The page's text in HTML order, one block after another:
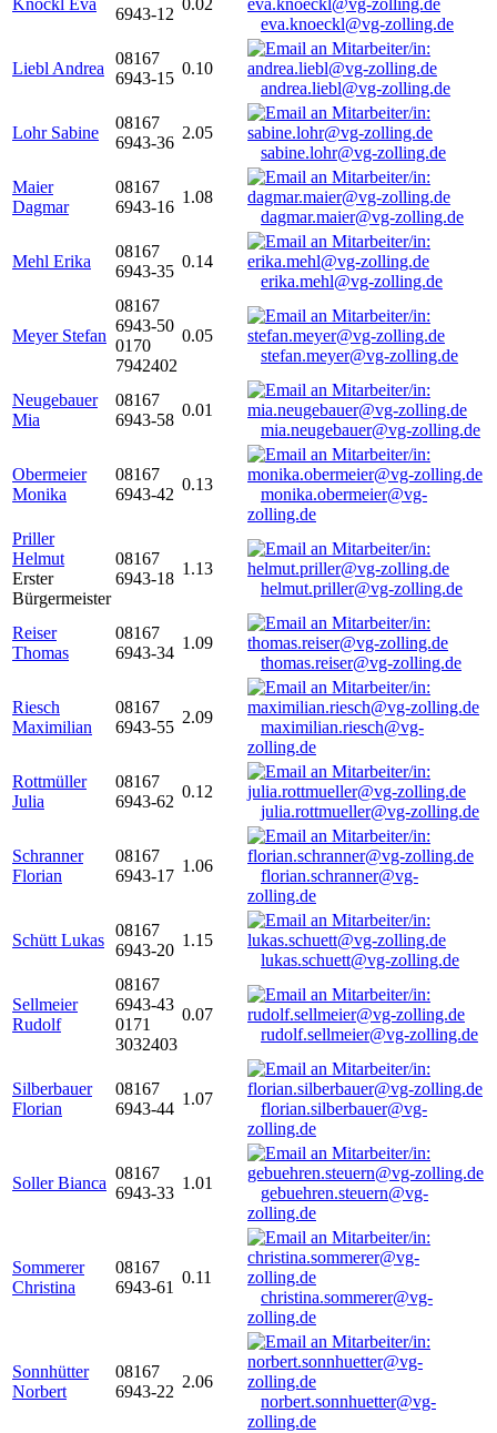
Knöckl Eva
6943-12
0.02
eva.knoeckl@vg-zolling.de
Liebl Andrea
08167
6943-15
0.10
andrea.liebl@vg-zolling.de
Lohr Sabine
08167
6943-36
2.05
sabine.lohr@vg-zolling.de
Maier
Dagmar
08167
6943-16
1.08
dagmar.maier@vg-zolling.de
Mehl Erika
08167
6943-35
0.14
erika.mehl@vg-zolling.de
Meyer Stefan
08167
6943-50
0170
7942402
0.05
stefan.meyer@vg-zolling.de
Neugebauer
Mia
08167
6943-58
0.01
mia.neugebauer@vg-zolling.de
Obermeier
Monika
08167
6943-42
0.13
monika.obermeier@vg-
zolling.de
Priller
Helmut
Erster
Bürgermeister
08167
6943-18
1.13
helmut.priller@vg-zolling.de
Reiser
Thomas
08167
6943-34
1.09
thomas.reiser@vg-zolling.de
Riesch
Maximilian
08167
6943-55
2.09
maximilian.riesch@vg-
zolling.de
Rottmüller
Julia
08167
6943-62
0.12
julia.rottmueller@vg-zolling.de
Schranner
Florian
08167
6943-17
1.06
florian.schranner@vg-
zolling.de
Schütt Lukas
08167
6943-20
1.15
lukas.schuett@vg-zolling.de
Sellmeier
Rudolf
08167
6943-43
0171
3032403
0.07
rudolf.sellmeier@vg-zolling.de
Silberbauer
Florian
08167
6943-44
1.07
florian.silberbauer@vg-
zolling.de
Soller Bianca
08167
6943-33
1.01
gebuehren.steuern@vg-
zolling.de
Sommerer
Christina
08167
6943-61
0.11
christina.sommerer@vg-
zolling.de
Sonnhütter
Norbert
08167
6943-22
2.06
norbert.sonnhuetter@vg-
zolling.de